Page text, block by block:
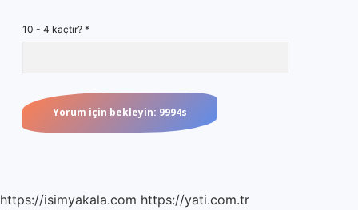
10 - 4 kaçtır? *
https://isimyakala.com https://yati.com.tr